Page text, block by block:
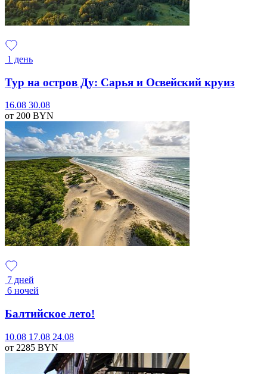
1 день
Тур на остров Ду: Сарья и Освейский круиз
16.08 30.08
от 200 BYN
7 дней
6 ночей
Балтийское лето!
10.08 17.08 24.08
от 2285 BYN